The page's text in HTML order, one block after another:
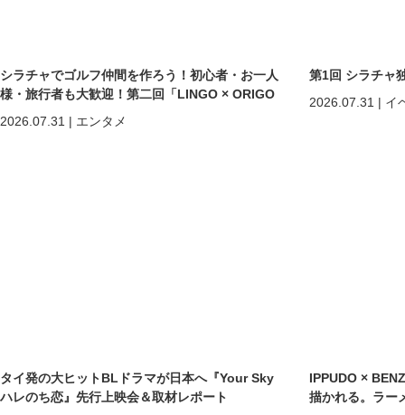
シラチャでゴルフ仲間を作ろう！初心者・お一人
様・旅行者も大歓迎！第二回「LINGO × ORIGO
ゴルフコンペ」開催
2026.07.31 | エンタメ
第1回 シラチャ
2026.07.31 | イ
タイ発の大ヒットBLドラマが日本へ『Your Sky
ハレのち恋』先行上映会＆取材レポート
IPPUDO ×
描かれる。ラー